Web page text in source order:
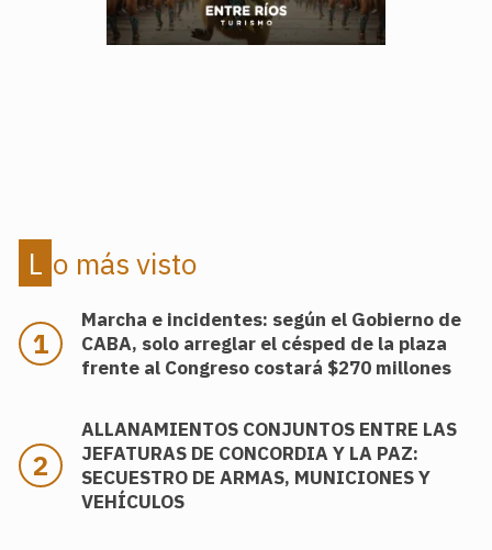
Lo más visto
Marcha e incidentes: según el Gobierno de
CABA, solo arreglar el césped de la plaza
frente al Congreso costará $270 millones
ALLANAMIENTOS CONJUNTOS ENTRE LAS
JEFATURAS DE CONCORDIA Y LA PAZ:
SECUESTRO DE ARMAS, MUNICIONES Y
VEHÍCULOS